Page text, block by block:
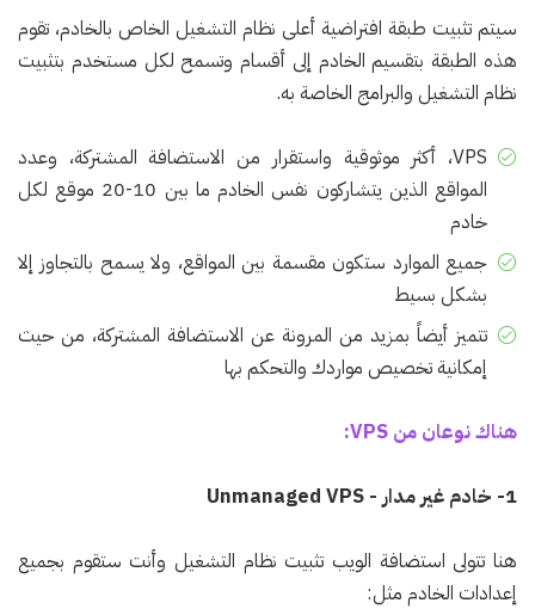
سيتم تثبيت طبقة افتراضية أعلى نظام التشغيل الخاص بالخادم، تقوم
هذه الطبقة بتقسيم الخادم إلى أقسام وتسمح لكل مستخدم بتثبيت
نظام التشغيل والبرامج الخاصة به.
VPS، أكثر موثوقية واستقرار من الاستضافة المشتركة، وعدد
المواقع الذين يتشاركون نفس الخادم ما بين 10-20 موقع لكل
خادم
جميع الموارد ستكون مقسمة بين المواقع، ولا يسمح بالتجاوز إلا
بشكل بسيط
تتميز أيضاً بمزيد من المرونة عن الاستضافة المشتركة، من حيث
إمكانية تخصيص مواردك والتحكم بها
هناك نوعان من VPS:
1- خادم غير مدار - Unmanaged VPS
هنا تتولى استضافة الويب تثبيت نظام التشغيل وأنت ستقوم بجميع
إعدادات الخادم مثل: